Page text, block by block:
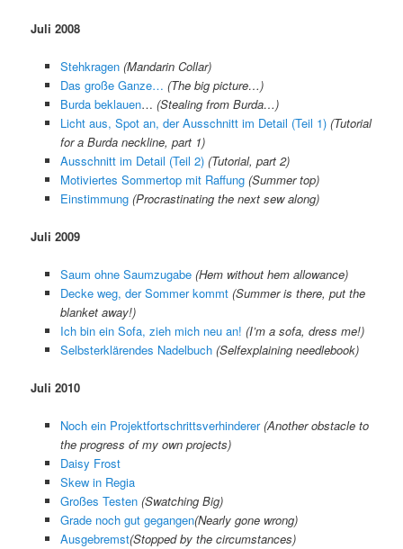
Juli 2008
Stehkragen (Mandarin Collar)
Das große Ganze… (The big picture…)
Burda beklauen… (Stealing from Burda…)
Licht aus, Spot an, der Ausschnitt im Detail (Teil 1) (Tutorial
for a Burda neckline, part 1)
Ausschnitt im Detail (Teil 2) (Tutorial, part 2)
Motiviertes Sommertop mit Raffung (Summer top)
Einstimmung (Procrastinating the next sew along)
Juli 2009
Saum ohne Saumzugabe (Hem without hem allowance)
Decke weg, der Sommer kommt (Summer is there, put the
blanket away!)
Ich bin ein Sofa, zieh mich neu an! (I’m a sofa, dress me!)
Selbsterklärendes Nadelbuch (Selfexplaining needlebook)
Juli 2010
Noch ein Projektfortschrittsverhinderer(Another obstacle to
the progress of my own projects)
Daisy Frost
Skew in Regia
Großes Testen(Swatching Big)
Grade noch gut gegangen(Nearly gone wrong)
Ausgebremst(Stopped by the circumstances)